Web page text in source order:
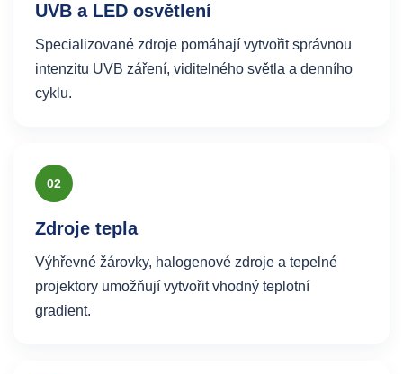
UVB a LED osvětlení
Specializované zdroje pomáhají vytvořit správnou
intenzitu UVB záření, viditelného světla a denního
cyklu.
02
Zdroje tepla
Výhřevné žárovky, halogenové zdroje a tepelné
projektory umožňují vytvořit vhodný teplotní
gradient.